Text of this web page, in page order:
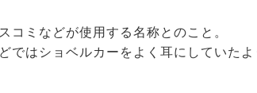
コミなどが使用する名称とのこと。
ではショベルカーをよく耳にしていたよ